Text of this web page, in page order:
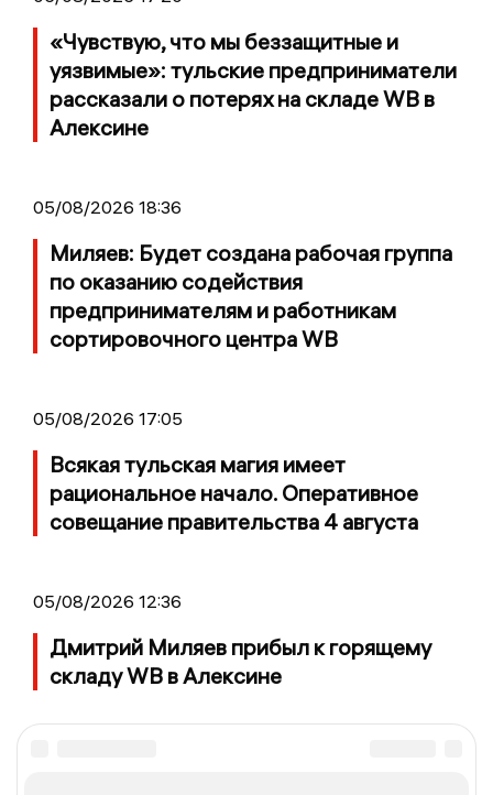
«Чувствую, что мы беззащитные и
уязвимые»: тульские предприниматели
рассказали о потерях на складе WB в
Алексине
05/08/2026 18:36
Миляев: Будет создана рабочая группа
по оказанию содействия
предпринимателям и работникам
сортировочного центра WB
05/08/2026 17:05
Всякая тульская магия имеет
рациональное начало. Оперативное
совещание правительства 4 августа
05/08/2026 12:36
Дмитрий Миляев прибыл к горящему
складу WB в Алексине